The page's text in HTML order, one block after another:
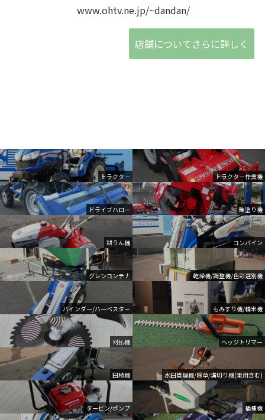
トラクター トラクター作業機
ドライブハロー 畦塗り機
耕うん機 コンバイン
グレンコンテナ 乾燥機/調整機/色彩選別機
バインダー/ハーベスター もみすり機/精米機
刈払機 ヘッジトリマー
田植機 水田管理機/除草/溝切り機(乗用含む)
タービン/ポンプ 播種機
www.ohtv.ne.jp/~dandan/
店舗についてさらに詳しく